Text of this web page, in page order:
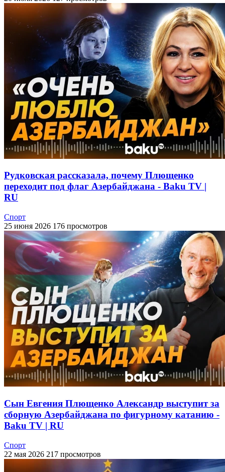
Рудковская рассказала, почему Плющенко
переходит под флаг Азербайджана - Baku TV |
RU
Спорт
25 июня 2026 176 просмотров
Сын Евгения Плющенко Александр выступит за
сборную Азербайджана по фигурному катанию -
Baku TV | RU
Спорт
22 мая 2026 217 просмотров